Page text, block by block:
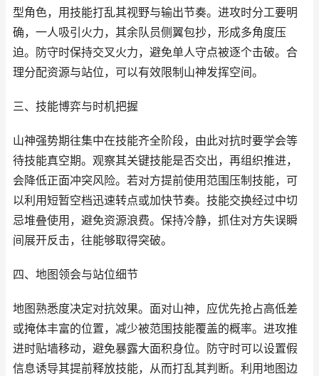
型角色，用技能打乱其视野与输出节奏。进攻时分工要明
确，一人吸引火力，其余队员侧翼包抄，形成多角度压
迫。防守时保持交叉火力，避免单人守点被逐个击破。合
理分配资源与站位，可以有效限制山神发挥空间。
三、技能博弈与时机把握
山神强势期往集中在技能齐全阶段，由此对抗时要学会等
待技能真空期。观察其关键技能是否交出，再组织推进，
会降低正面冲突风险。若对方提前使用范围压制技能，可
以利用短暂空档迅速转点或加快节奏。技能交换经过中切
忌堆叠使用，避免资源浪费。保持冷静，抓住对方失误瞬
间展开反击，往能够取得突破。
四、地图领会与站位细节
地图熟悉度决定对抗效果。面对山神，应优先抢占高低差
或掩体丰富的位置，减少被范围技能覆盖的概率。进攻推
进时贴墙移动，避免暴露大面积身位。防守时可以设置假
信息诱导其提前释放技能，从而打乱其判断。利用地图边